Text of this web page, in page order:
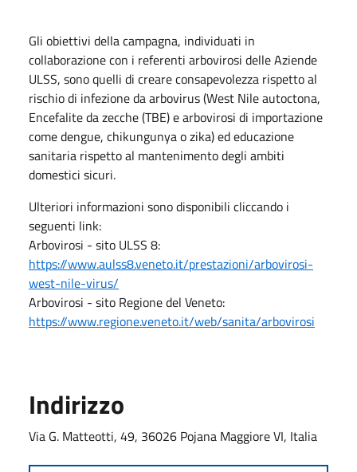
Gli obiettivi della campagna, individuati in
collaborazione con i referenti arbovirosi delle Aziende
ULSS, sono quelli di creare consapevolezza rispetto al
rischio di infezione da arbovirus (West Nile autoctona,
Encefalite da zecche (TBE) e arbovirosi di importazione
come dengue, chikungunya o zika) ed educazione
sanitaria rispetto al mantenimento degli ambiti
domestici sicuri.
Ulteriori informazioni sono disponibili cliccando i
seguenti link:
Arbovirosi - sito ULSS 8:
https://www.aulss8.veneto.it/prestazioni/arbovirosi-
west-nile-virus/
Arbovirosi - sito Regione del Veneto:
https://www.regione.veneto.it/web/sanita/arbovirosi
Indirizzo
Via G. Matteotti, 49, 36026 Pojana Maggiore VI, Italia